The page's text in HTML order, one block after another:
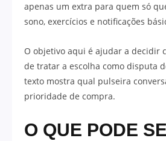
apenas um extra para quem só
sono, exercícios e notificações
O objetivo aqui é ajudar a decidir
de tratar a escolha como disputa
texto mostra qual pulseira
prioridade de compra.
O QUE PODE